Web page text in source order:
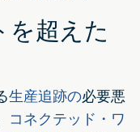
を超えた
生産追跡の必要悪
コネクテッド・ワ